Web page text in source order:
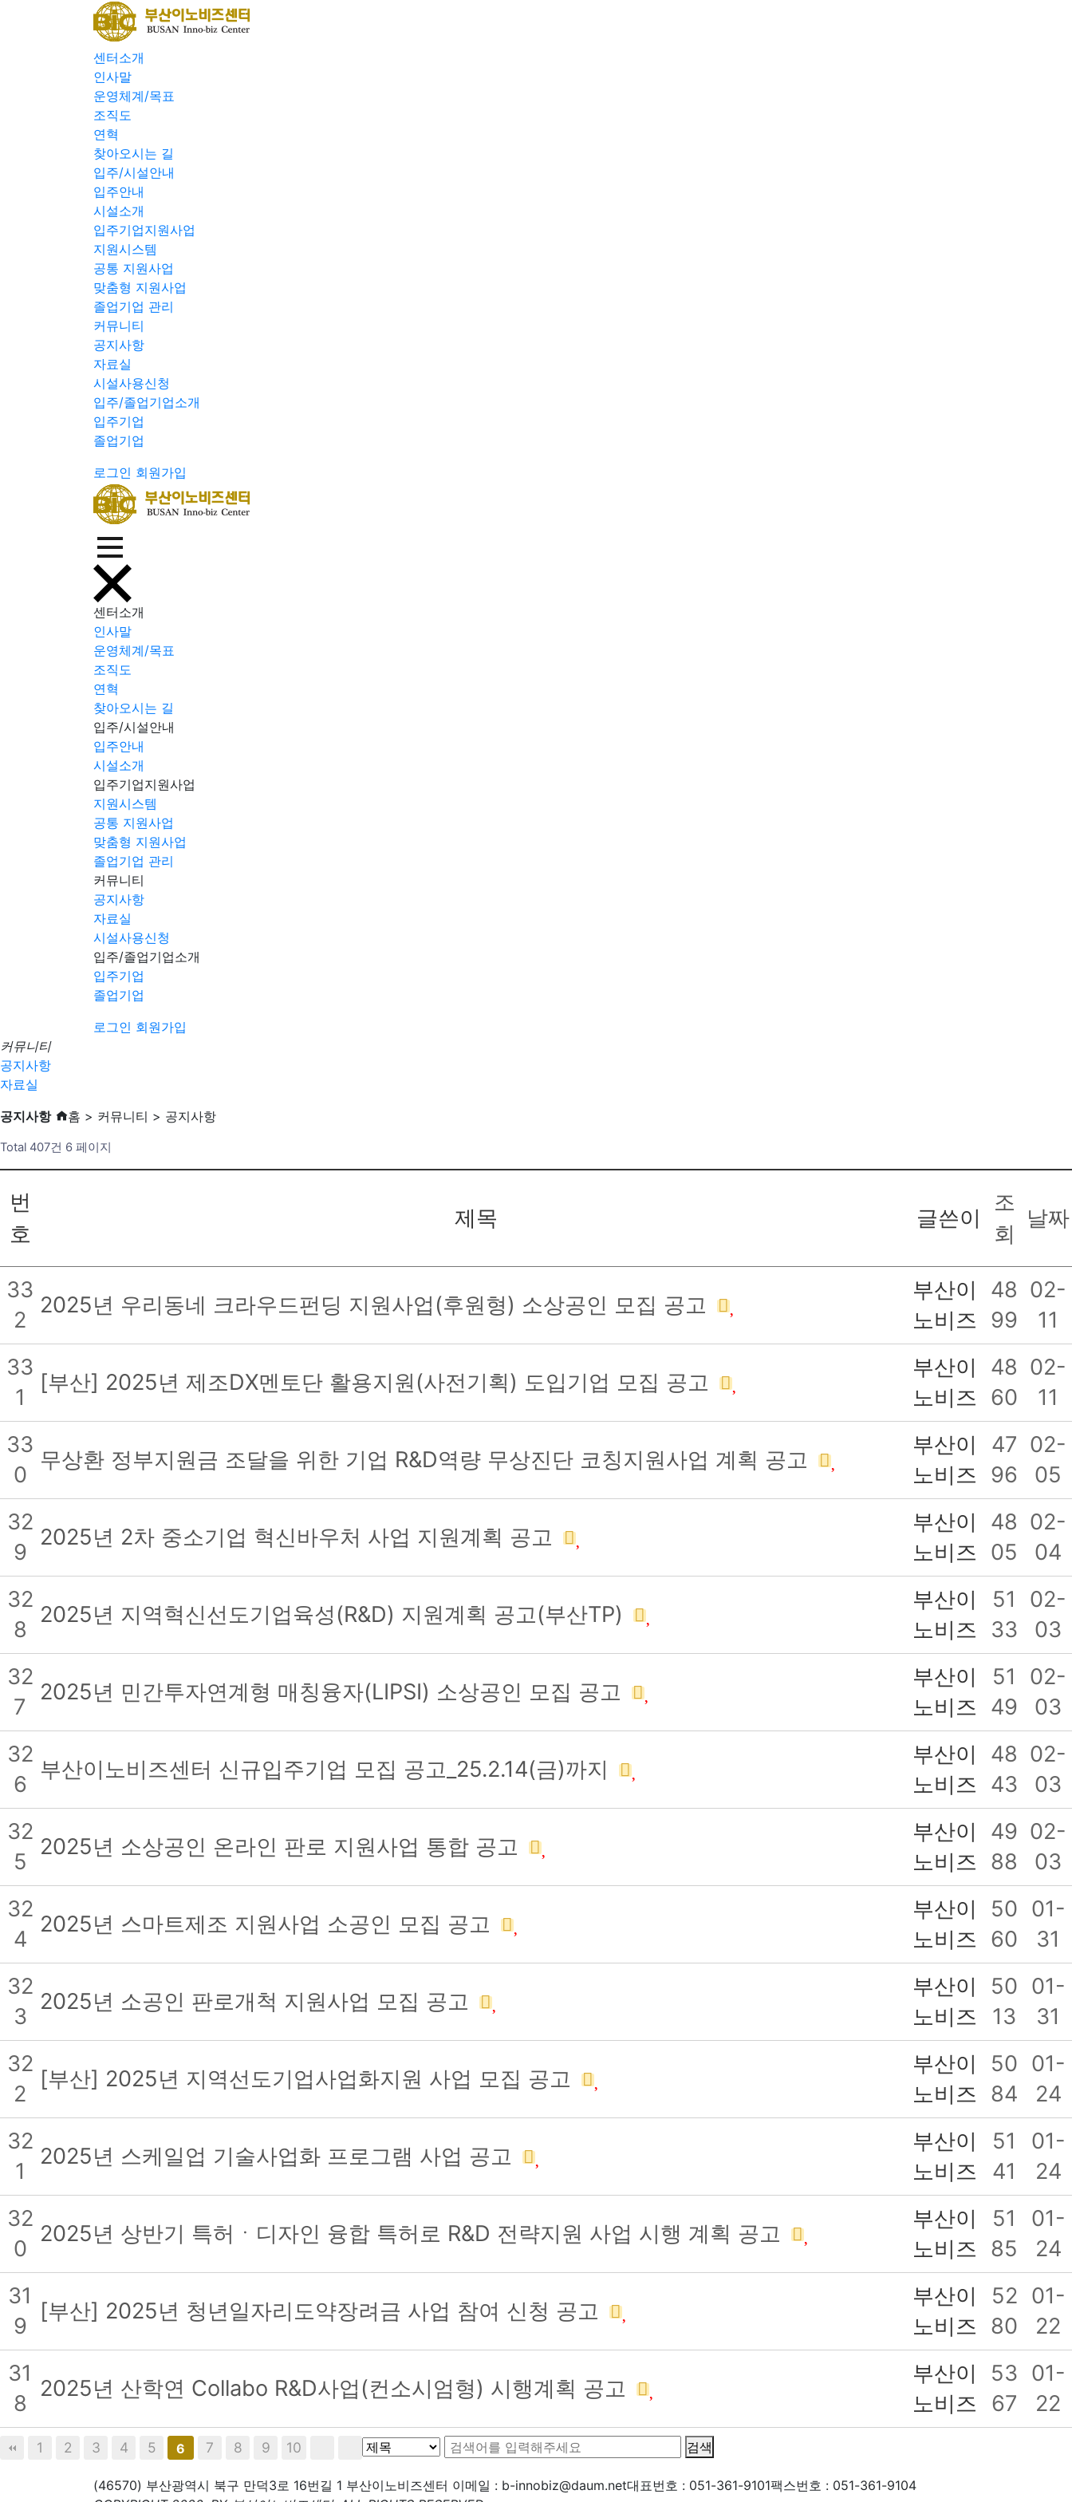
센터소개
인사말
운영체계/목표
조직도
연혁
찾아오시는 길
입주/시설안내
입주안내
시설소개
입주기업지원사업
지원시스템
공통 지원사업
맞춤형 지원사업
졸업기업 관리
커뮤니티
공지사항
자료실
시설사용신청
입주/졸업기업소개
입주기업
졸업기업
로그인 회원가입
센터소개
인사말
운영체계/목표
조직도
연혁
찾아오시는 길
입주/시설안내
입주안내
시설소개
입주기업지원사업
지원시스템
공통 지원사업
맞춤형 지원사업
졸업기업 관리
커뮤니티
공지사항
자료실
시설사용신청
입주/졸업기업소개
입주기업
졸업기업
로그인 회원가입
커뮤니티
공지사항
자료실
공지사항
홈 > 커뮤니티 > 공지사항
Total 407건 6 페이지
번
호
제목 글쓴이
조
회
날짜
33
2
2025년 우리동네 크라우드펀딩 지원사업(후원형) 소상공인 모집 공고
부산이
노비즈
48
99
02-
11
33
1
[부산] 2025년 제조DX멘토단 활용지원(사전기획) 도입기업 모집 공고
부산이
노비즈
48
60
02-
11
33
0
무상환 정부지원금 조달을 위한 기업 R&D역량 무상진단 코칭지원사업 계획 공고
부산이
노비즈
47
96
02-
05
32
9
2025년 2차 중소기업 혁신바우처 사업 지원계획 공고
부산이
노비즈
48
05
02-
04
32
8
2025년 지역혁신선도기업육성(R&D) 지원계획 공고(부산TP)
부산이
노비즈
51
33
02-
03
32
7
2025년 민간투자연계형 매칭융자(LIPSⅠ) 소상공인 모집 공고
부산이
노비즈
51
49
02-
03
32
6
부산이노비즈센터 신규입주기업 모집 공고_25.2.14(금)까지
부산이
노비즈
48
43
02-
03
32
5
2025년 소상공인 온라인 판로 지원사업 통합 공고
부산이
노비즈
49
88
02-
03
32
4
2025년 스마트제조 지원사업 소공인 모집 공고
부산이
노비즈
50
60
01-
31
32
3
2025년 소공인 판로개척 지원사업 모집 공고
부산이
노비즈
50
13
01-
31
32
2
[부산] 2025년 지역선도기업사업화지원 사업 모집 공고
부산이
노비즈
50
84
01-
24
32
1
2025년 스케일업 기술사업화 프로그램 사업 공고
부산이
노비즈
51
41
01-
24
32
0
2025년 상반기 특허ㆍ디자인 융합 특허로 R&D 전략지원 사업 시행 계획 공고
부산이
노비즈
51
85
01-
24
31
9
[부산] 2025년 청년일자리도약장려금 사업 참여 신청 공고
부산이
노비즈
52
80
01-
22
31
8
2025년 산학연 Collabo R&D사업(컨소시엄형) 시행계획 공고
부산이
노비즈
53
67
01-
22
1 2 3 4 5 6 7 8 9 10 검색
(46570) 부산광역시 북구 만덕3로 16번길 1 부산이노비즈센터 이메일 : b-innobiz@daum.net대표번호 : 051-361-9101팩스번호 : 051-361-9104